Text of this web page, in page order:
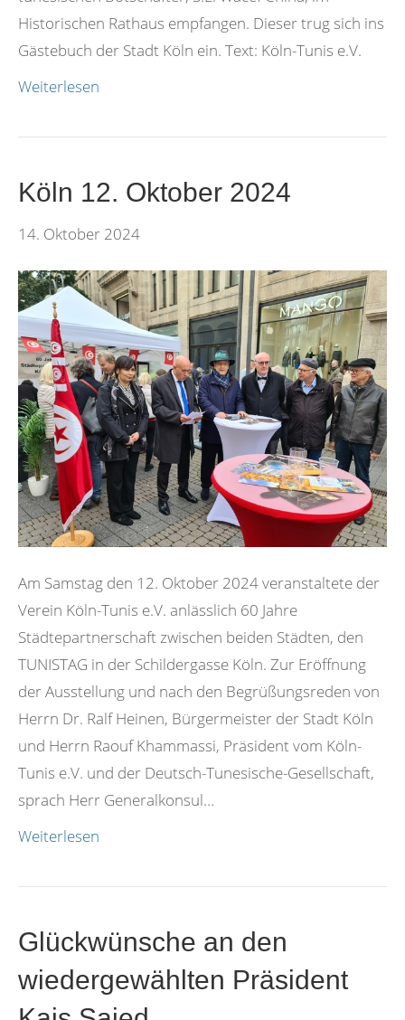
Historischen Rathaus empfangen. Dieser trug sich ins
Gästebuch der Stadt Köln ein. Text: Köln-Tunis e.V.
Weiterlesen
Köln 12. Oktober 2024
14. Oktober 2024
Am Samstag den 12. Oktober 2024 veranstaltete der
Verein Köln-Tunis e.V. anlässlich 60 Jahre
Städtepartnerschaft zwischen beiden Städten, den
TUNISTAG in der Schildergasse Köln. Zur Eröffnung
der Ausstellung und nach den Begrüßungsreden von
Herrn Dr. Ralf Heinen, Bürgermeister der Stadt Köln
und Herrn Raouf Khammassi, Präsident vom Köln-
Tunis e.V. und der Deutsch-Tunesische-Gesellschaft,
sprach Herr Generalkonsul…
Weiterlesen
Glückwünsche an den
wiedergewählten Präsident